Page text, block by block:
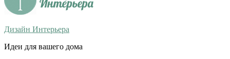
Дизайн Интерьера
Идеи для вашего дома